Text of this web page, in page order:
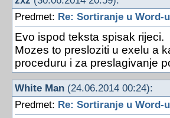
Predmet: Re: Sortiranje u Word-u
Evo ispod teksta spisak rijeci.
Mozes to presloziti u exelu a
proceduru i za preslagivanje
White Man(24.06.2014 00:24):
Predmet: Re: Sortiranje u Word-u